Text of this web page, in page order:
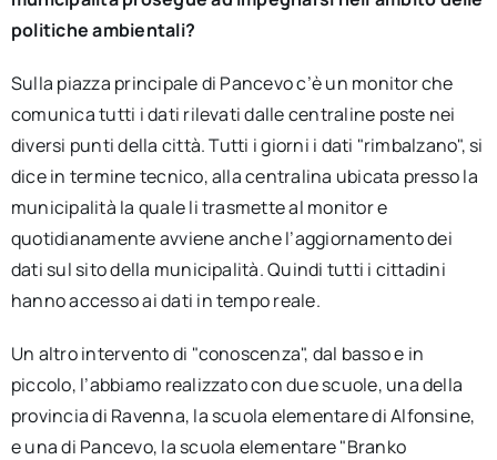
politiche ambientali?
Sulla piazza principale di Pancevo c’è un monitor che
comunica tutti i dati rilevati dalle centraline poste nei
diversi punti della città. Tutti i giorni i dati "rimbalzano", si
dice in termine tecnico, alla centralina ubicata presso la
municipalità la quale li trasmette al monitor e
quotidianamente avviene anche l’aggiornamento dei
dati sul sito della municipalità. Quindi tutti i cittadini
hanno accesso ai dati in tempo reale.
Un altro intervento di "conoscenza", dal basso e in
piccolo, l’abbiamo realizzato con due scuole, una della
provincia di Ravenna, la scuola elementare di Alfonsine,
e una di Pancevo, la scuola elementare "Branko